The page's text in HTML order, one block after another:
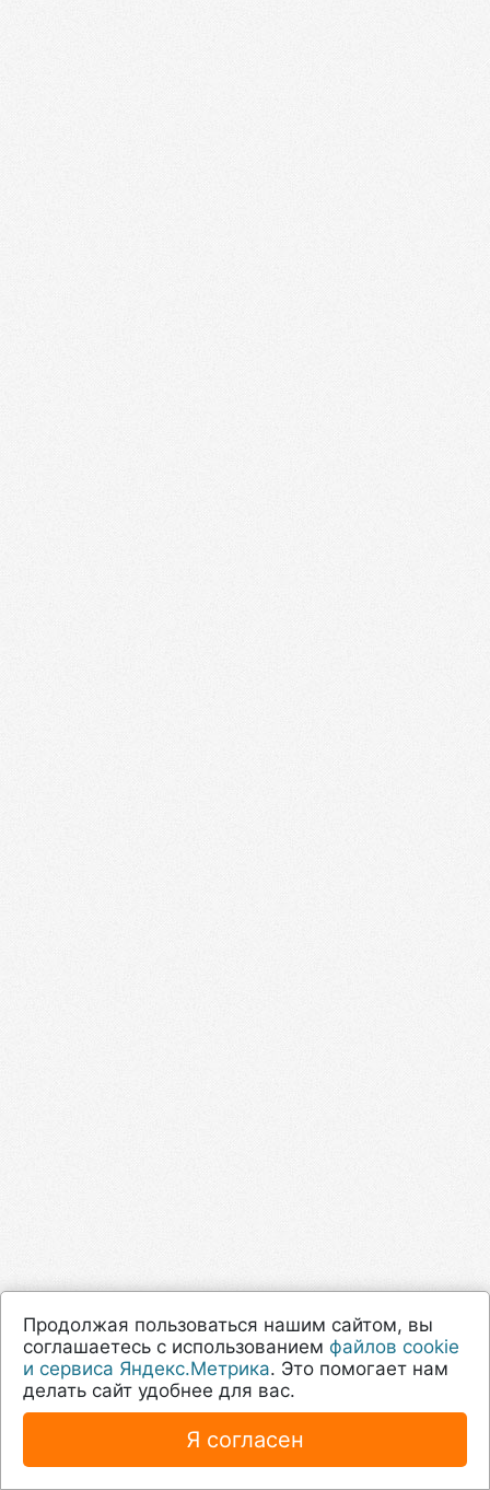
Продолжая пользоваться нашим сайтом, вы
соглашаетесь с использованием файлов cookie
и сервиса Яндекс.Метрика. Это помогает нам
делать сайт удобнее для вас.
Я согласен